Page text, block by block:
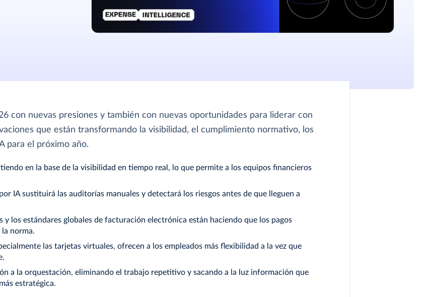
con nuevas presiones y también con nuevas oportunidades para liderar con
que están transformando la visibilidad, el cumplimiento normativo, los
para el próximo año.
en la base de la visibilidad en tiempo real, lo que permite a los equipos financieros
IA sustituirá las auditorías manuales y detectará los riesgos antes de que lleguen a
y los estándares globales de facturación electrónica están haciendo que los pagos
norma.
las tarjetas virtuales, ofrecen a los empleados más flexibilidad a la vez que
a la orquestación, eliminando el trabajo repetitivo y sacando a la luz información que
estratégica.